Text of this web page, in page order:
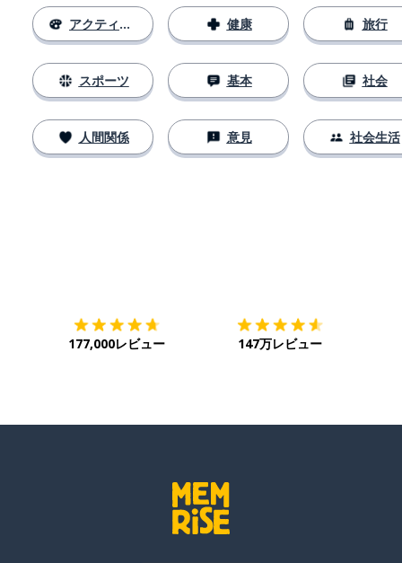
アクティビティ
スポーツ
人間関係
健康
基本
意見
旅行
社会
社会生活
177,000レビュー 147万レビュー